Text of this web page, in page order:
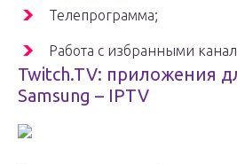
Телепрограмма;
Работа с избранными
Twitch.TV: приложения
Samsung – IPTV